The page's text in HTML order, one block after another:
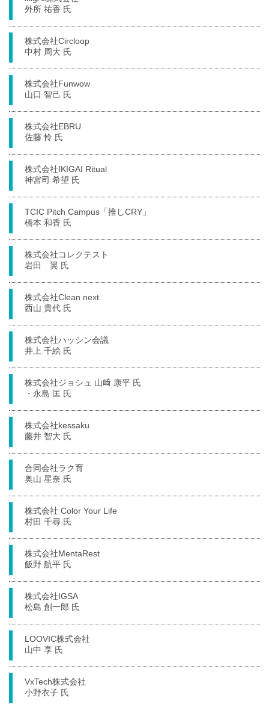
外所 祐香 氏
株式会社Circloop
中村 周大 氏
株式会社Funwow
山口 智己 氏
株式会社EBRU
佐藤 怜 氏
株式会社IKIGAI Ritual
神宮司 希望 氏
TCIC Pitch Campus「推しCRY」
橋本 和香 氏
株式会社コレクテスト
岩田 翼 氏
株式会社Clean next
西山 貴代 氏
株式会社ハッシン会議
井上 千絵 氏
株式会社ジョシュ 山﨑 康平 氏
・永島 匡 氏
株式会社kessaku
藤井 智大 氏
合同会社ラク育
奥山 星奈 氏
株式会社 Color Your Life
村田 千尋 氏
株式会社MentaRest
飯野 航平 氏
株式会社IGSA
松島 創一郎 氏
LOOVIC株式会社
山中 享 氏
VxTech株式会社
小野衣子 氏